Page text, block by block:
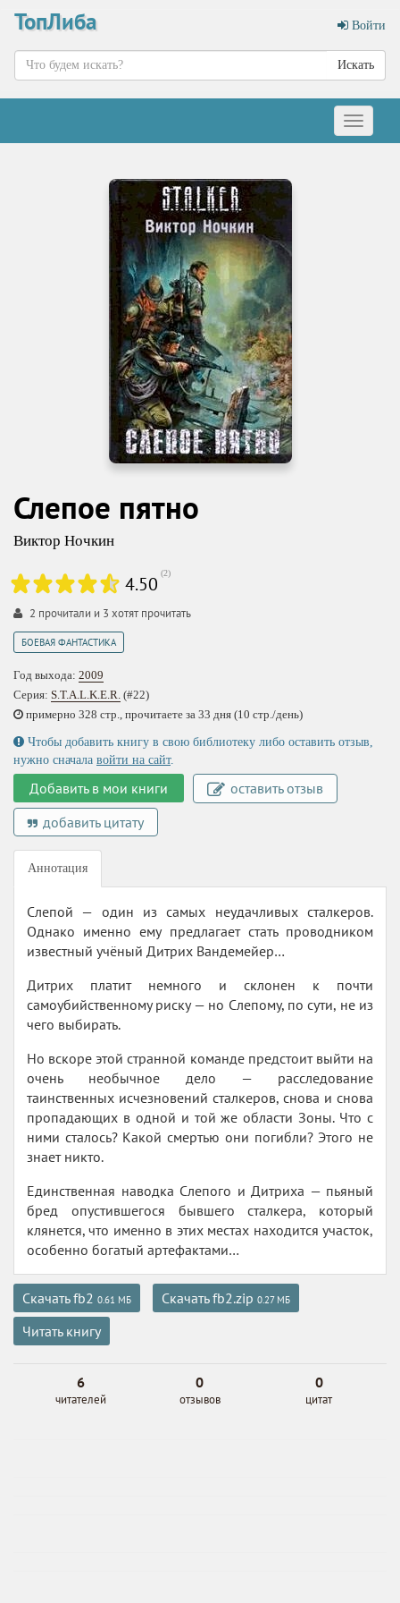
ТопЛиба Войти
Искать
Меню
Слепое пятно
Виктор Ночкин
4.50 (2)
2 прочитали и 3 хотят прочитать
БОЕВАЯ ФАНТАСТИКА
Год выхода: 2009
Серия: S.T.A.L.K.E.R. (#22)
примерно 328 стр., прочитаете за 33 дня (10 стр./день)
Чтобы добавить книгу в свою библиотеку либо оставить отзыв,
нужно сначала войти на сайт.
Добавить в мои книги
оставить отзыв
добавить цитату
Аннотация
Слепой — один из самых неудачливых сталкеров.
Однако именно ему предлагает стать проводником
известный учёный Дитрих Вандемейер…
Дитрих платит немного и склонен к почти
самоубийственному риску — но Слепому, по сути, не из
чего выбирать.
Но вскоре этой странной команде предстоит выйти на
очень необычное дело — расследование
таинственных исчезновений сталкеров, снова и снова
пропадающих в одной и той же области Зоны. Что с
ними сталось? Какой смертью они погибли? Этого не
знает никто.
Единственная наводка Слепого и Дитриха — пьяный
бред опустившегося бывшего сталкера, который
клянется, что именно в этих местах находится участок,
особенно богатый артефактами…
Скачать fb2 0.61 МБ Скачать fb2.zip 0.27 МБ
Читать книгу
6
читателей
0
отзывов
0
цитат